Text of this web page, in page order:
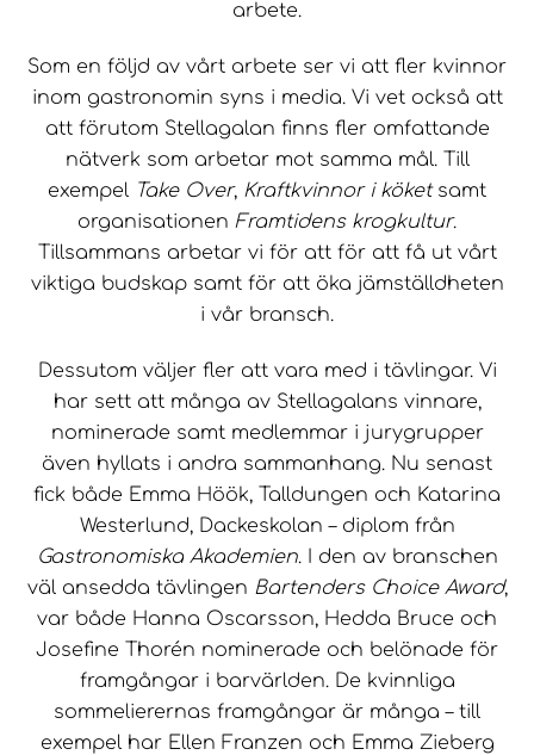
arbete.
Som en följd av vårt arbete ser vi att fler kvinnor
inom gastronomin syns i media. Vi vet också att
att förutom Stellagalan finns fler omfattande
nätverk som arbetar mot samma mål. Till
exempel Take Over, Kraftkvinnor i köketsamt
organisationen Framtidens krogkultur.
Tillsammans arbetar vi för att för att få ut vårt
viktiga budskap samt för att öka jämställdheten
i vår bransch.
Dessutom väljer fler att vara med i tävlingar. Vi
har sett att många av Stellagalans vinnare,
nominerade samt medlemmar i jurygrupper
även hyllats i andra sammanhang. Nu senast
fick både Emma Höök, Talldungen och Katarina
Westerlund, Dackeskolan – diplom från
Gastronomiska Akademien. I den av branschen
väl ansedda tävlingen Bartenders Choice Award,
var både Hanna Oscarsson, Hedda Bruce och
Josefine Thorén nominerade och belönade för
framgångar i barvärlden. De kvinnliga
sommelierernas framgångar är många – till
exempel har Ellen Franzen och Emma Zieberg